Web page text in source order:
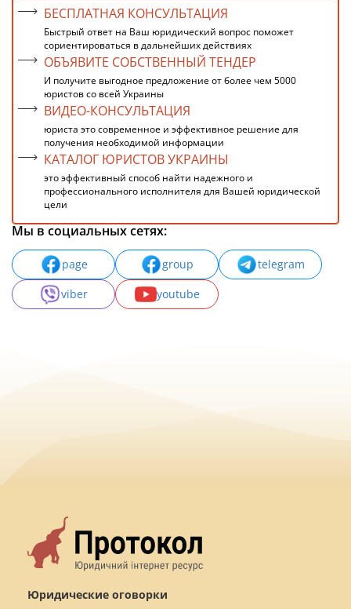
БЕСПЛАТНАЯ КОНСУЛЬТАЦИЯ
Быстрый ответ на Ваш юридический вопрос поможет
сориентироваться в дальнейших действиях
ОБЪЯВИТЕ СОБСТВЕННЫЙ ТЕНДЕР
И получите выгодное предложение от более чем 5000
юристов со всей Украины
ВИДЕО-КОНСУЛЬТАЦИЯ
юриста это современное и эффективное решение для
получения необходимой информации
КАТАЛОГ ЮРИСТОВ УКРАИНЫ
это эффективный способ найти надежного и
профессионального исполнителя для Вашей юридической
цели
Мы в социальных сетях:
page group
telegram
viber
youtube
Юридические оговорки